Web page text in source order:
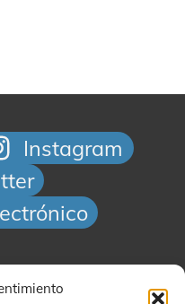
Instagram